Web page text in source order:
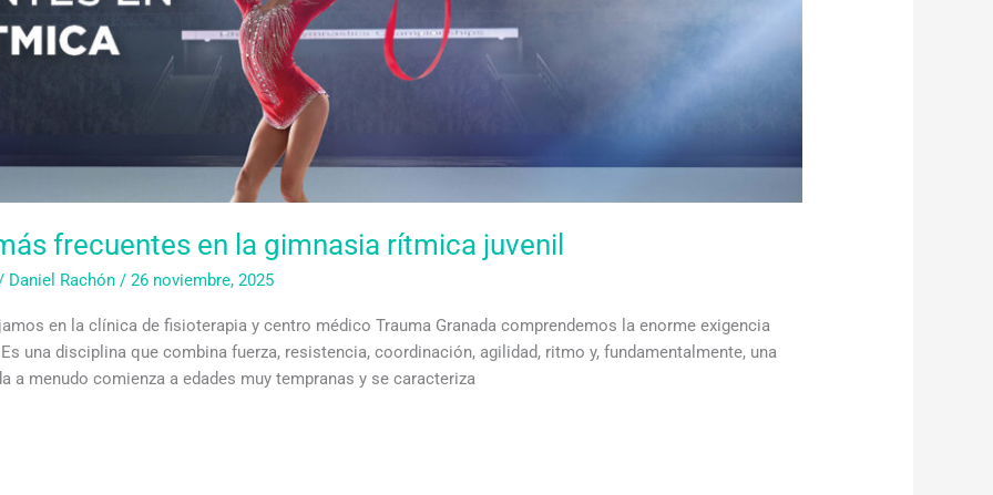
frecuentes en la gimnasia rítmica juvenil
Daniel Rachón/26 noviembre, 2025
en la clínica de fisioterapia y centro médico Trauma Granada comprendemos la enorme exigencia
una disciplina que combina fuerza, resistencia, coordinación, agilidad, ritmo y, fundamentalmente, una
a menudo comienza a edades muy tempranas y se caracteriza